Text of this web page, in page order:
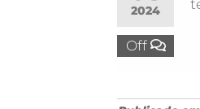
2024
Off